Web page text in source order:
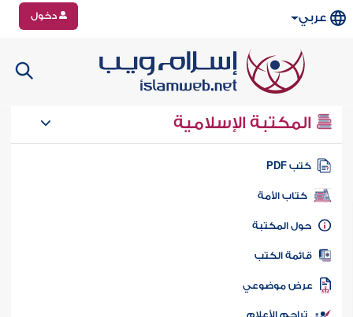
عربي دخول
المكتبة الإسلامية
كتب PDF
كتاب الأمة
المكتبة
الكتب